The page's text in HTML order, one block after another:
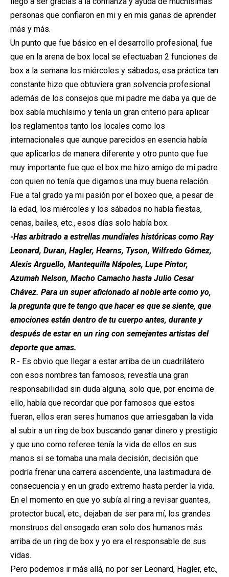
personas que confiaron en mi y en mis ganas de aprender
más y más.
Un punto que fue básico en el desarrollo profesional, fue
que en la arena de box local se efectuaban 2 funciones de
box a la semana los miércoles y sábados, esa práctica tan
constante hizo que obtuviera gran solvencia profesional
además de los consejos que mi padre me daba ya que de
box sabía muchísimo y tenía un gran criterio para aplicar
los reglamentos tanto los locales como los
internacionales que aunque parecidos en esencia había
que aplicarlos de manera diferente y otro punto que fue
muy importante fue que el box me hizo amigo de mi padre
con quien no tenía que digamos una muy buena relación.
Fue a tal grado ya mi pasión por el boxeo que, a pesar de
la edad, los miércoles y los sábados no había fiestas,
cenas, bailes, etc., esos días solo había box.
-Has arbitrado a estrellas mundiales históricas como Ray
Leonard, Duran, Hagler, Hearns, Tyson, Wilfredo Gómez,
Alexis Arguello, Mantequilla Nápoles, Lupe Pintor,
Azumah Nelson, Macho Camacho hasta Julio Cesar
Chávez. Para un super aficionado al noble arte como yo,
la pregunta que te tengo que hacer es que se siente, que
emociones están dentro de tu cuerpo antes, durante y
después de estar en un ring con semejantes artistas del
deporte que amas.
R.- Es obvio que llegar a estar arriba de un cuadrilátero
con esos nombres tan famosos, revestía una gran
responsabilidad sin duda alguna, solo que, por encima de
ello, había que recordar que por famosos que estos
fueran, ellos eran seres humanos que arriesgaban la vida
al subir a un ring de box buscando ganar dinero y prestigio
y que uno como referee tenía la vida de ellos en sus
manos si se tomaba una mala decisión, decisión que
podría frenar una carrera ascendente, una lastimadura de
consecuencia y en un grado extremo hasta perder la vida.
En el momento en que yo subía al ring a revisar guantes,
protector bucal, etc., dejaban de ser para mí, los grandes
monstruos del ensogado eran solo dos humanos más
arriba de un ring de box y yo era el responsable de sus
vidas.
Pero podemos ir más allá, no por ser Leonard, Hagler, etc.,